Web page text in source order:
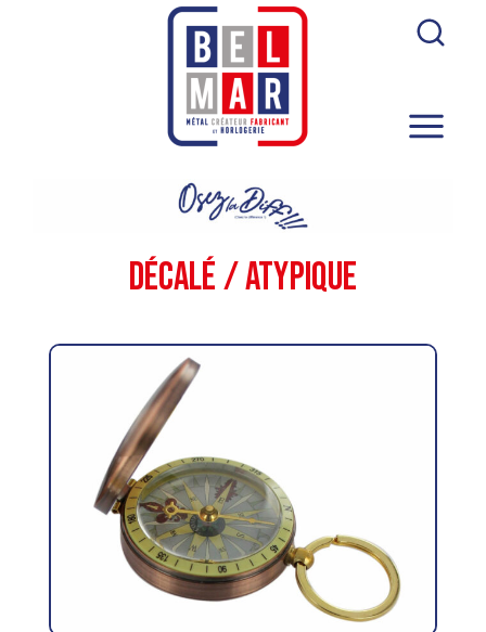
DÉCALÉ / ATYPIQUE